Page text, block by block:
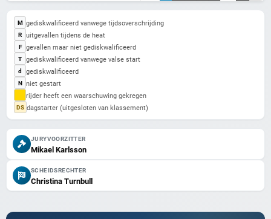
M gediskwalificeerd vanwege tijdsoverschrijding
R uitgevallen tijdens de heat
F gevallen maar niet gediskwalificeerd
T gediskwalificeerd vanwege valse start
d gediskwalificeerd
N niet gestart
rijder heeft een waarschuwing gekregen
DS dagstarter (uitgesloten van klassement)
JURYVOORZITTER
Mikael Karlsson
SCHEIDSRECHTER
Christina Turnbull